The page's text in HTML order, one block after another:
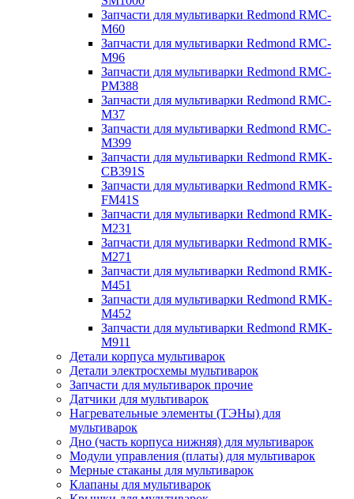
Запчасти для мультиварки Redmond RMC-
M60
Запчасти для мультиварки Redmond RMC-
M96
Запчасти для мультиварки Redmond RMC-
PM388
Запчасти для мультиварки Redmond RMC-
M37
Запчасти для мультиварки Redmond RMC-
M399
Запчасти для мультиварки Redmond RMK-
CB391S
Запчасти для мультиварки Redmond RMK-
FM41S
Запчасти для мультиварки Redmond RMK-
M231
Запчасти для мультиварки Redmond RMK-
M271
Запчасти для мультиварки Redmond RMK-
M451
Запчасти для мультиварки Redmond RMK-
M452
Запчасти для мультиварки Redmond RMK-
M911
Детали корпуса мультиварок
Детали электросхемы мультиварок
Запчасти для мультиварок прочие
Датчики для мультиварок
Нагревательные элементы (ТЭНы) для
мультиварок
Дно (часть корпуса нижняя) для мультиварок
Модули управления (платы) для мультиварок
Мерные стаканы для мультиварок
Клапаны для мультиварок